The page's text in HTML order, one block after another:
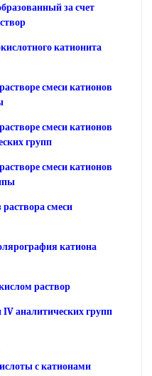
за счет
катионита
смеси катионов
смеси катионов
групп
смеси катионов
смеси
катиона
раствор
аналитических групп
с катионами